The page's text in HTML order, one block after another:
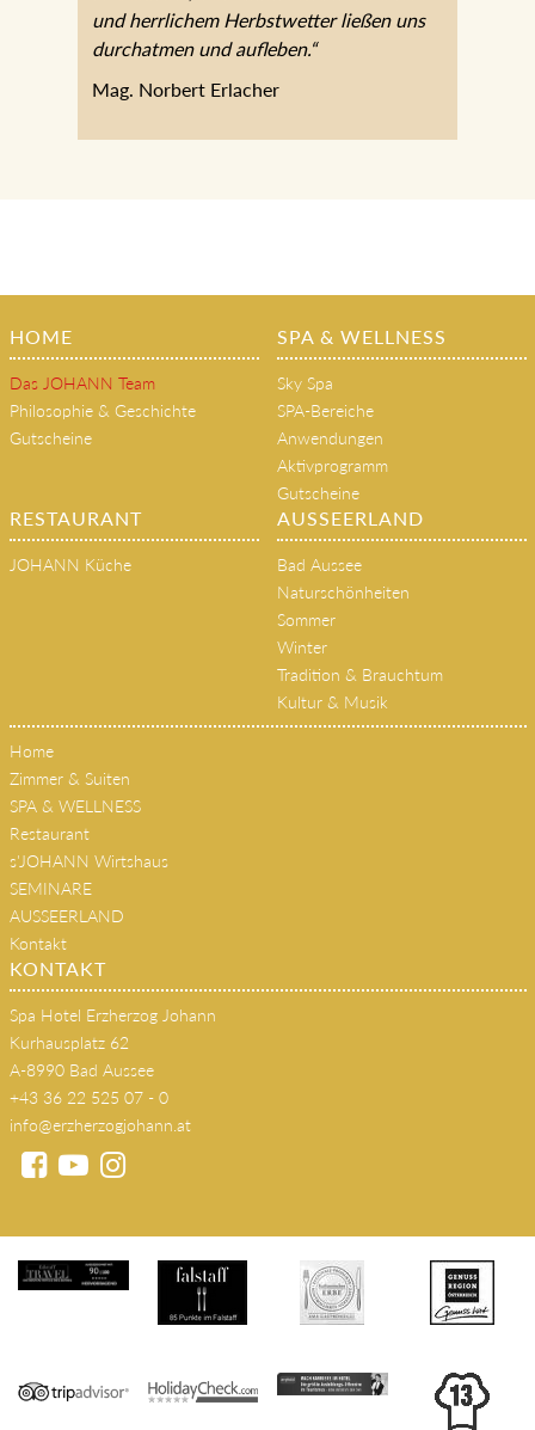
und herrlichem Herbstwetter ließen uns
durchatmen und aufleben.“
Mag. Norbert Erlacher
HOME
Das JOHANN Team
Philosophie & Geschichte
Gutscheine
SPA & WELLNESS
Sky Spa
SPA-Bereiche
Anwendungen
Aktivprogramm
Gutscheine
RESTAURANT
JOHANN Küche
AUSSEERLAND
Bad Aussee
Naturschönheiten
Sommer
Winter
Tradition & Brauchtum
Kultur & Musik
Home
Zimmer & Suiten
SPA & WELLNESS
Restaurant
s'JOHANN Wirtshaus
SEMINARE
AUSSEERLAND
Kontakt
KONTAKT
Spa Hotel Erzherzog Johann
Kurhausplatz 62
A-8990 Bad Aussee
+43 36 22 525 07 - 0
info@erzherzogjohann.at